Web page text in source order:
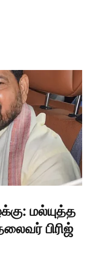
மல்யுத்த
பிரிஜ்